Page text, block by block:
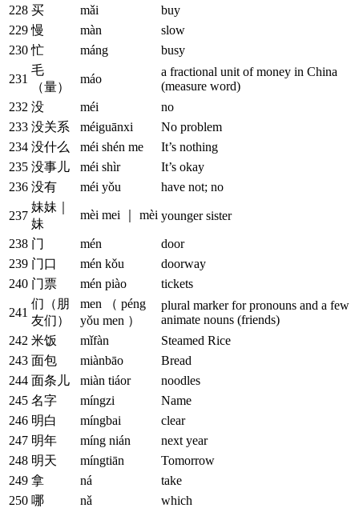
228 买 mǎi
buy
229 慢 màn
slow
230 忙 máng busy
231
毛
（量）
máo
a fractional unit of money in China
(measure word)
232 没 méi
no
233 没关系 méiguānxi
No problem
234 没什么 méi shén me
It’s nothing
235 没事儿 méi shìr
It’s okay
236 没有 méi yǒu have not; no
237
妹妹｜
妹
mèi mei ｜ mèi younger sister
238 门 mén
door
239 门口 mén kǒu
doorway
240 门票 mén piào tickets
241
们（朋
友们）
men （ péng
yǒu men ）
plural marker for pronouns and a few
animate nouns (friends)
242 米饭 mǐfàn
Steamed Rice
243 面包 miànbāo
Bread
244 面条儿 miàn tiáor
noodles
245 名字 míngzi
Name
246 明白 míngbai
clear
247 明年 míng nián
next year
248 明天 míngtiān
Tomorrow
249 拿 ná
take
250 哪 nǎ
which